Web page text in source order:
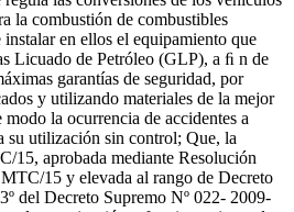
la combustión de combustibles
en ellos el equipamiento que
Licuado de Petróleo (GLP), a ﬁ n de
garantías de seguridad, por
y utilizando materiales de la mejor
la ocurrencia de accidentes a
su utilización sin control; Que, la
15, aprobada mediante Resolución
15 y elevada al rango de Decreto
del Decreto Supremo Nº 022- 2009-